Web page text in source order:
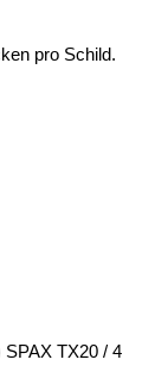
pro Schild.
SPAX TX20 / 4